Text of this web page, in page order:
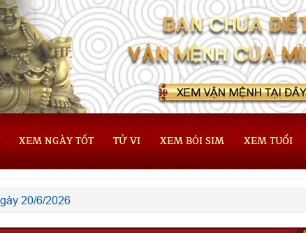
XEM NGÀY TỐT TỬ VI XEM BÓI SIM XEM TUỔI
20/6/2026